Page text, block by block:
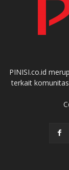
PINISI.co.id
terkait